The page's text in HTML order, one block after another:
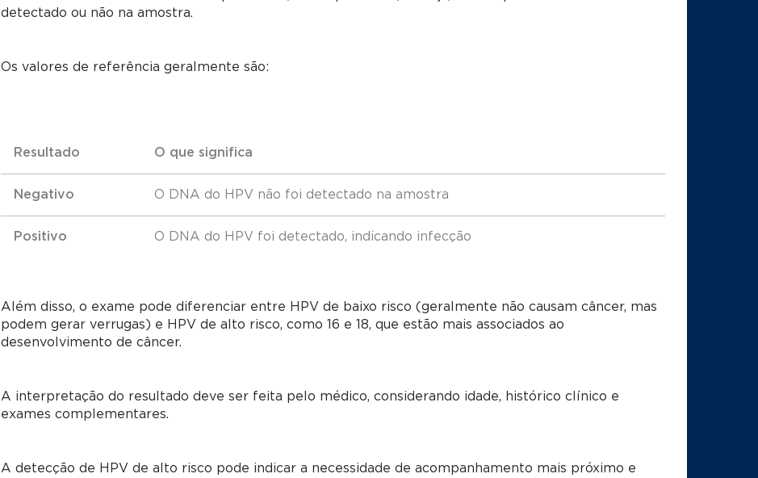
detectado ou não na amostra.
Os valores de referência geralmente são:
Resultado O que significa
Negativo O DNA do HPV não foi detectado na amostra
Positivo O DNA do HPV foi detectado, indicando infecção
Além disso, o exame pode diferenciar entre HPV de baixo risco (geralmente não causam câncer, mas
podem gerar verrugas) e HPV de alto risco, como 16 e 18, que estão mais associados ao
desenvolvimento de câncer.
A interpretação do resultado deve ser feita pelo médico, considerando idade, histórico clínico e
exames complementares.
A detecção de HPV de alto risco pode indicar a necessidade de acompanhamento mais próximo e